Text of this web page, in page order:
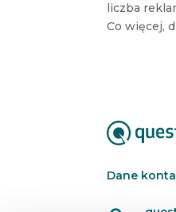
liczba
Co więcej,
Dane